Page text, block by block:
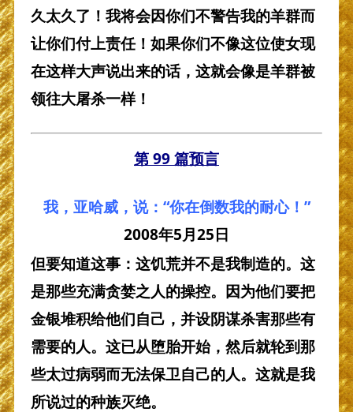
久太久了！我将会因你们不警告我的羊群而
让你们付上责任！如果你们不像这位使女现
在这样大声说出来的话，这就会像是羊群被
领往大屠杀一样！
第 99 篇预言
我，亚哈威，说：“你在倒数我的耐心！”
2008年5月25日
但要知道这事：这饥荒并不是我制造的。这
是那些充满贪婪之人的操控。因为他们要把
金银堆积给他们自己，并设阴谋杀害那些有
需要的人。这已从堕胎开始，然后就轮到那
些太过病弱而无法保卫自己的人。这就是我
所说过的种族灭绝。